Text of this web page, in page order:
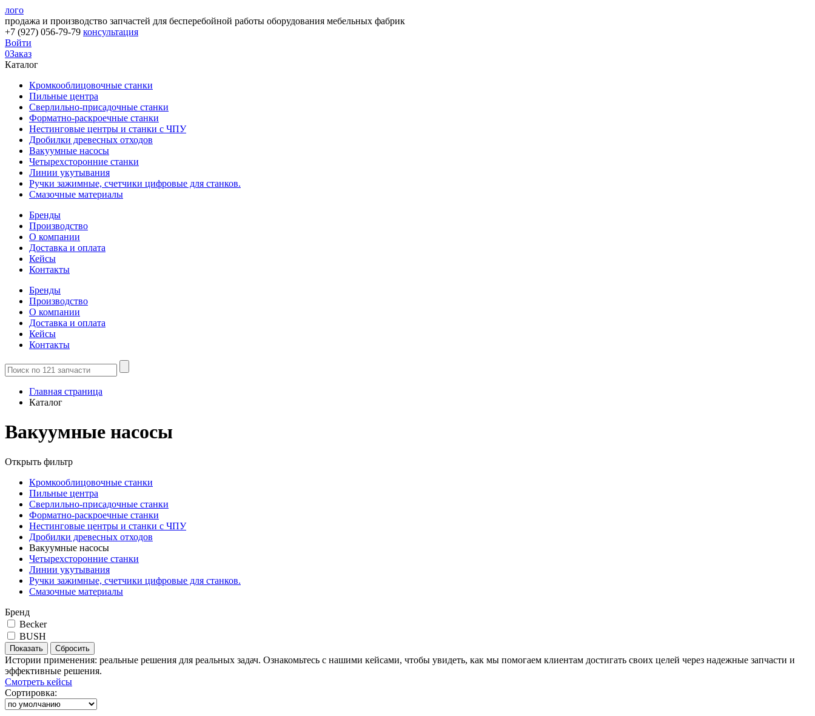
лого
продажа и производство запчастей для бесперебойной работы оборудования мебельных фабрик
+7 (927) 056-79-79 консультация
Войти
0Заказ
Каталог
Кромкооблицовочные станки
Пильные центра
Сверлильно-присадочные станки
Форматно-раскроечные станки
Нестинговые центры и станки с ЧПУ
Дробилки древесных отходов
Вакуумные насосы
Четырехсторонние станки
Линии укутывания
Ручки зажимные, счетчики цифровые для станков.
Смазочные материалы
Бренды
Производство
О компании
Доставка и оплата
Кейсы
Контакты
Бренды
Производство
О компании
Доставка и оплата
Кейсы
Контакты
Главная страница
Каталог
Вакуумные насосы
Открыть фильтр
Кромкооблицовочные станки
Пильные центра
Сверлильно-присадочные станки
Форматно-раскроечные станки
Нестинговые центры и станки с ЧПУ
Дробилки древесных отходов
Вакуумные насосы
Четырехсторонние станки
Линии укутывания
Ручки зажимные, счетчики цифровые для станков.
Смазочные материалы
Бренд
Becker
BUSH
Истории применения: реальные решения для реальных задач. Ознакомьтесь с нашими кейсами, чтобы увидеть, как мы помогаем клиентам достигать своих целей через надежные запчасти и
эффективные решения.
Смотреть кейсы
Сортировка: